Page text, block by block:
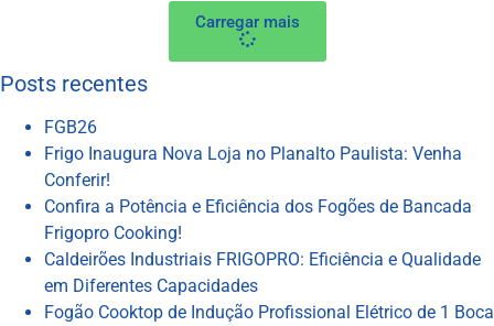
Carregar mais
Posts recentes
FGB26
Frigo Inaugura Nova Loja no Planalto Paulista: Venha
Conferir!
Confira a Potência e Eficiência dos Fogões de Bancada
Frigopro Cooking!
Caldeirões Industriais FRIGOPRO: Eficiência e Qualidade
em Diferentes Capacidades
Fogão Cooktop de Indução Profissional Elétrico de 1 Boca